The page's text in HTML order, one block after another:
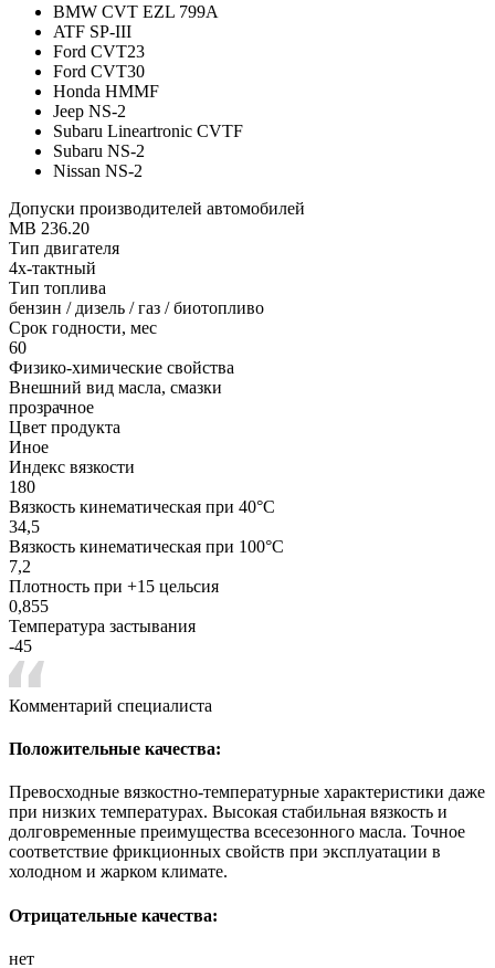
BMW CVT EZL 799A
ATF SP-III
Ford CVT23
Ford CVT30
Honda HMMF
Jeep NS-2
Subaru Lineartronic CVTF
Subaru NS-2
Nissan NS-2
Допуски производителей автомобилей
MB 236.20
Тип двигателя
4х-тактный
Тип топлива
бензин / дизель / газ / биотопливо
Срок годности, мес
60
Физико-химические свойства
Внешний вид масла, смазки
прозрачное
Цвет продукта
Иное
Индекс вязкости
180
Вязкость кинематическая при 40°С
34,5
Вязкость кинематическая при 100°С
7,2
Плотность при +15 цельсия
0,855
Температура застывания
-45
Комментарий специалиста
Положительные качества:
Превосходные вязкостно-температурные характеристики даже
при низких температурах. Высокая стабильная вязкость и
долговременные преимущества всесезонного масла. Точное
соответствие фрикционных свойств при эксплуатации в
холодном и жарком климате.
Отрицательные качества:
нет